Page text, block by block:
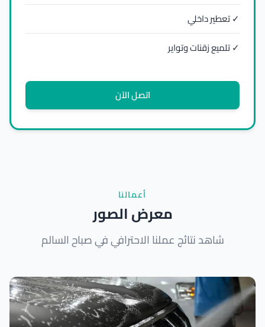
✓ تعطير داخلي
✓ تلميع زقنات وتواير
اتصل الآن
أعمالنا
معرض الصور
شاهد نتائج عملنا الاحترافي في صباح السالم